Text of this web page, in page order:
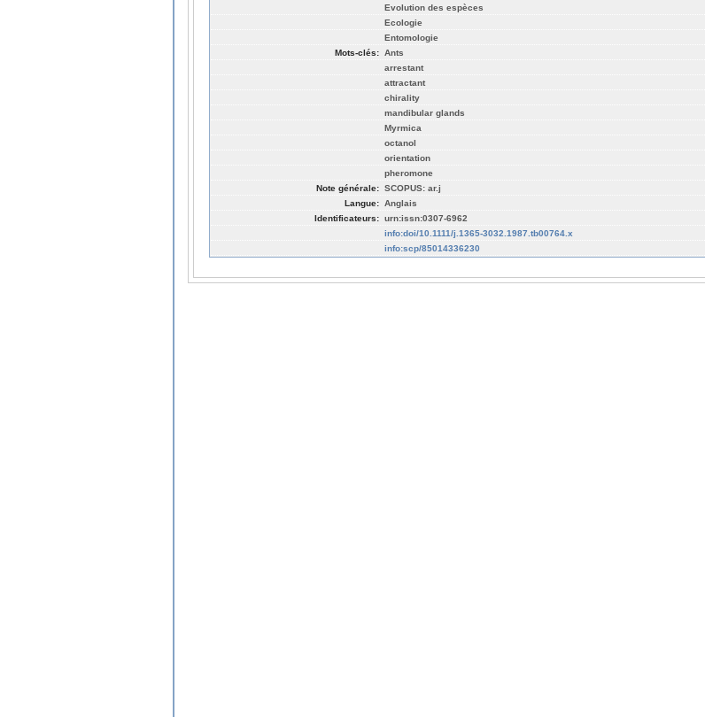
Evolution des espèces
Ecologie
Entomologie
Mots-clés: Ants
arrestant
attractant
chirality
mandibular glands
Myrmica
octanol
orientation
pheromone
Note générale: SCOPUS: ar.j
Langue: Anglais
Identificateurs: urn:issn:0307-6962
info:doi/10.1111/j.1365-3032.1987.tb00764.x
info:scp/85014336230